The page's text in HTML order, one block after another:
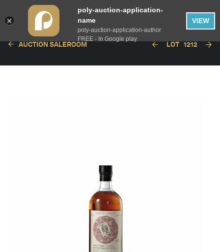
AUCTION SALEROOM LOT 1212
poly-auction-application-
name
poly-auction-application-author
FREE - In Google play
VIEW